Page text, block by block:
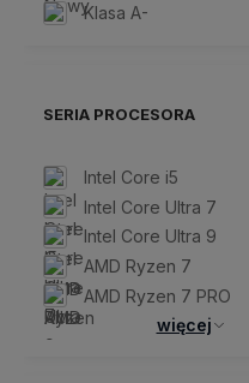
Klasa A-
SERIA PROCESORA
Intel Core i5
Intel Core Ultra 7
Intel Core Ultra 9
AMD Ryzen 7
AMD Ryzen 7 PRO
więcej